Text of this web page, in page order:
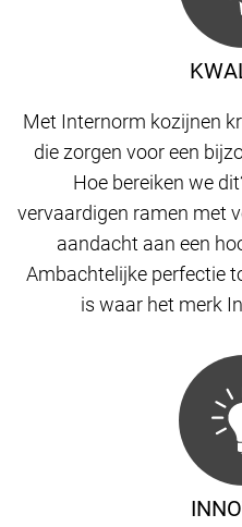
Met Internorm kozijnen
die zorgen voor een
Hoe bereiken we
vervaardigen ramen met
aandacht aan een
Ambachtelijke perfectie
is waar het merk